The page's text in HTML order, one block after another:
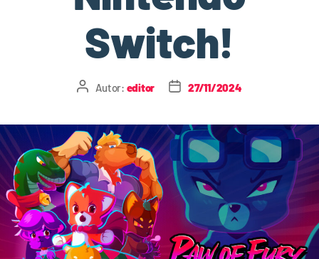
Switch!
Autor: editor 27/11/2024